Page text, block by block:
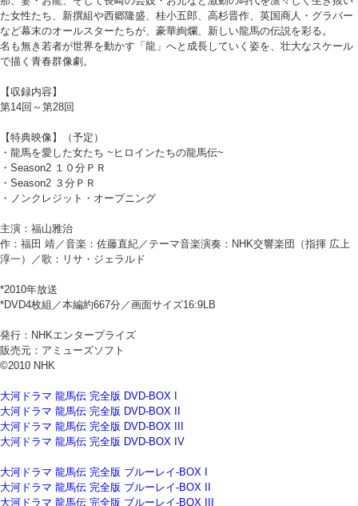
た女性たち、新撰組や西郷隆盛、桂小五郎、高杉晋作、英国商人・グラバー
など幕末のオールスターたちが、豪華絢爛、新しい龍馬の伝説を彩る。
名も無き若者が世界を動かす「龍」へと成長していく姿を、壮大なスケール
で描く青春群像劇。
【収録内容】
第14回～第28回
【特典映像】（予定）
・龍馬を愛した女たち ~ヒロインたちの龍馬伝~
・Season2 １０分ＰＲ
・Season2 ３分ＰＲ
・ノンクレジット・オープニング
主演：福山雅治
作：福田 靖／音楽：佐藤直紀／テーマ音楽演奏：NHK交響楽団（指揮 広上
淳一）／歌：リサ・ジェラルド
*2010年放送
*DVD4枚組／本編約667分／画面サイズ16:9LB
発行：NHKエンタープライズ
販売元：アミューズソフト
©2010 NHK
大河ドラマ 龍馬伝 完全版 DVD-BOX I
大河ドラマ 龍馬伝 完全版 DVD-BOX II
大河ドラマ 龍馬伝 完全版 DVD-BOX III
大河ドラマ 龍馬伝 完全版 DVD-BOX IV
大河ドラマ 龍馬伝 完全版 ブルーレイ-BOX I
大河ドラマ 龍馬伝 完全版 ブルーレイ-BOX II
大河ドラマ 龍馬伝 完全版 ブルーレイ-BOX III